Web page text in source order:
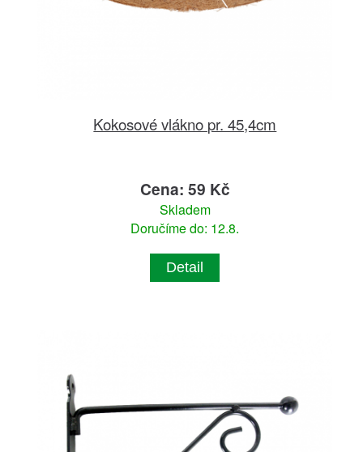
Kokosové vlákno pr. 45,4cm
Cena: 59 Kč
Skladem
Doručíme do: 12.8.
Detail